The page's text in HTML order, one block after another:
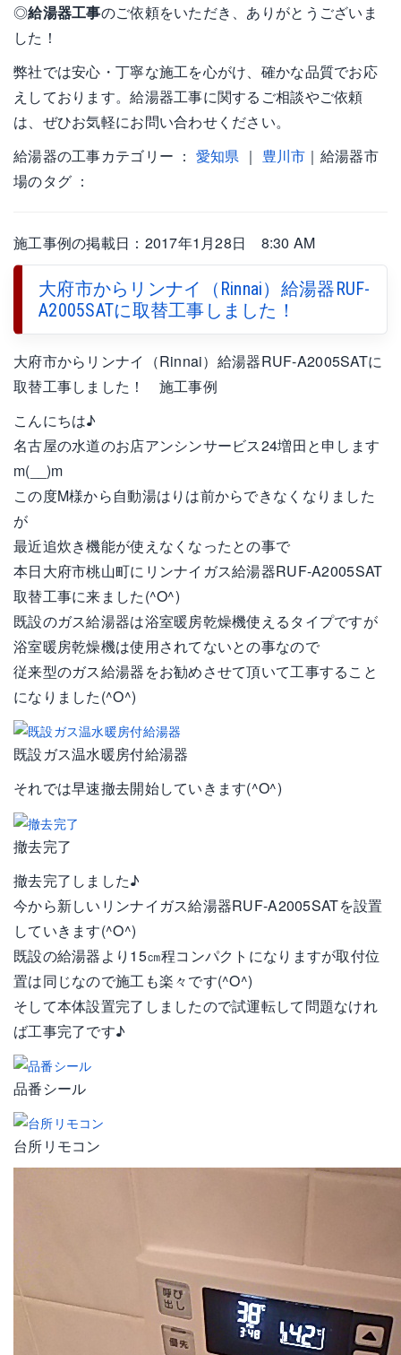
◎給湯器工事のご依頼をいただき、ありがとうございま
した！
弊社では安心・丁寧な施工を心がけ、確かな品質でお応
えしております。給湯器工事に関するご相談やご依頼
は、ぜひお気軽にお問い合わせください。
給湯器の工事カテゴリー ： 愛知県 ｜ 豊川市 ｜給湯器市
場のタグ ：
施工事例の掲載日：2017年1月28日 8:30 AM
大府市からリンナイ（Rinnai）給湯器RUF-
A2005SATに取替工事しました！
大府市からリンナイ（Rinnai）給湯器RUF-A2005SATに
取替工事しました！ 施工事例
こんにちは♪
名古屋の水道のお店アンシンサービス24増田と申します
m(__)m
この度M様から自動湯はりは前からできなくなりました
が
最近追炊き機能が使えなくなったとの事で
本日大府市桃山町にリンナイガス給湯器RUF-A2005SAT
取替工事に来ました(^O^)
既設のガス給湯器は浴室暖房乾燥機使えるタイプですが
浴室暖房乾燥機は使用されてないとの事なので
従来型のガス給湯器をお勧めさせて頂いて工事すること
になりました(^O^)
既設ガス温水暖房付給湯器
それでは早速撤去開始していきます(^O^)
撤去完了
撤去完了しました♪
今から新しいリンナイガス給湯器RUF-A2005SATを設置
していきます(^O^)
既設の給湯器より15㎝程コンパクトになりますが取付位
置は同じなので施工も楽々です(^O^)
そして本体設置完了しましたので試運転して問題なけれ
ば工事完了です♪
品番シール
台所リモコン